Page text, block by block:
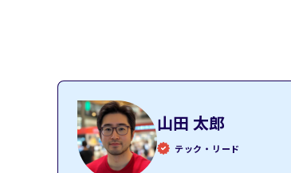
山田 太郎
テック・リード